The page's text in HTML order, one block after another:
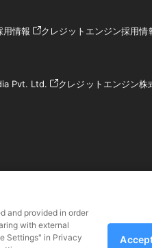
用情報 クレジットエンジン採用情
Pvt. Ltd. クレジットエンジン株
段（第三者型）発行者：関東財務
日本資金決済業協会
and provided in order
with external
Settings" in Privacy